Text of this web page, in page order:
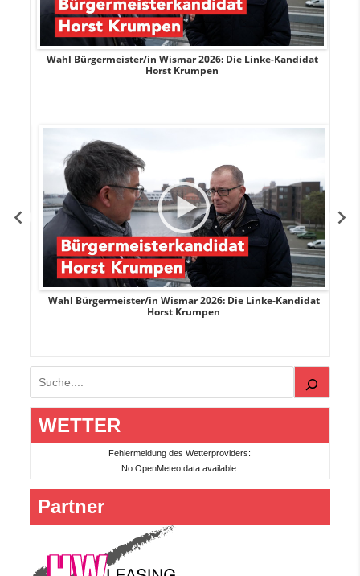
Wahl Bürgermeister/in Wismar 2026: Die Linke-Kandidat
Horst Krumpen
Wahl Bürgermeister/in Wismar 2026: Die Linke-Kandidat
Horst Krumpen
Suchen
WETTER
Fehlermeldung des Wetterproviders:
No OpenMeteo data available.
Partner